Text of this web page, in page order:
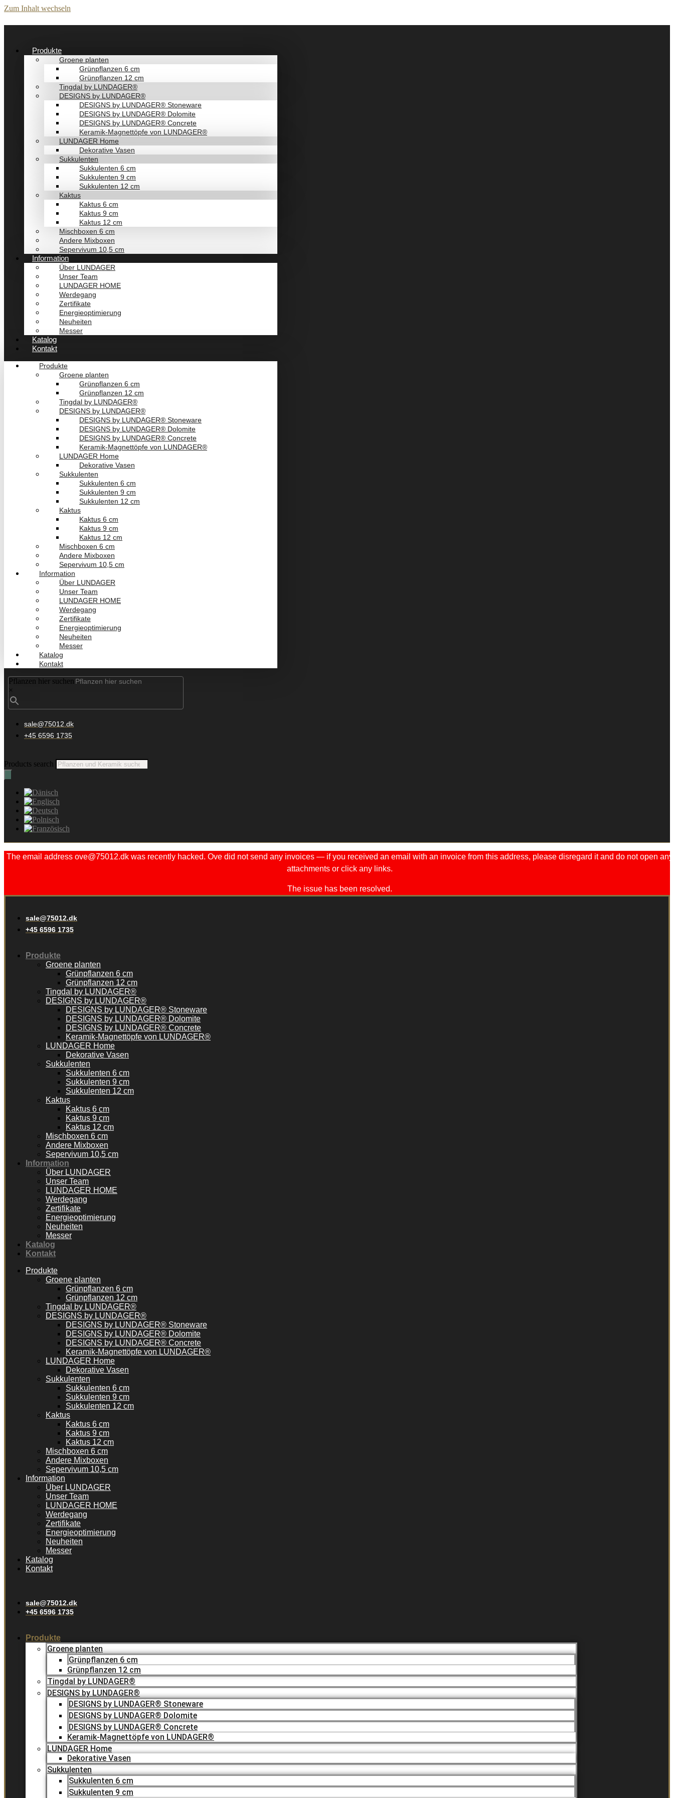
Zum Inhalt wechseln
Produkte
Groene planten
Grünpflanzen 6 cm
Grünpflanzen 12 cm
Tingdal by LUNDAGER®
DESIGNS by LUNDAGER®
DESIGNS by LUNDAGER® Stoneware
DESIGNS by LUNDAGER® Dolomite
DESIGNS by LUNDAGER® Concrete
Keramik-Magnettöpfe von LUNDAGER®
LUNDAGER Home
Dekorative Vasen
Sukkulenten
Sukkulenten 6 cm
Sukkulenten 9 cm
Sukkulenten 12 cm
Kaktus
Kaktus 6 cm
Kaktus 9 cm
Kaktus 12 cm
Mischboxen 6 cm
Andere Mixboxen
Sepervivum 10,5 cm
Information
Über LUNDAGER
Unser Team
LUNDAGER HOME
Werdegang
Zertifikate
Energieoptimierung
Neuheiten
Messer
Katalog
Kontakt
Produkte
Groene planten
Grünpflanzen 6 cm
Grünpflanzen 12 cm
Tingdal by LUNDAGER®
DESIGNS by LUNDAGER®
DESIGNS by LUNDAGER® Stoneware
DESIGNS by LUNDAGER® Dolomite
DESIGNS by LUNDAGER® Concrete
Keramik-Magnettöpfe von LUNDAGER®
LUNDAGER Home
Dekorative Vasen
Sukkulenten
Sukkulenten 6 cm
Sukkulenten 9 cm
Sukkulenten 12 cm
Kaktus
Kaktus 6 cm
Kaktus 9 cm
Kaktus 12 cm
Mischboxen 6 cm
Andere Mixboxen
Sepervivum 10,5 cm
Information
Über LUNDAGER
Unser Team
LUNDAGER HOME
Werdegang
Zertifikate
Energieoptimierung
Neuheiten
Messer
Katalog
Kontakt
Pflanzen hier suchen
×
sale@75012.dk
+45 6596 1735
Products search
The email address ove@75012.dk was recently hacked. Ove did not send any invoices — if you received an email with an invoice from this address, please disregard it and do not open any
attachments or click any links.
The issue has been resolved.
sale@75012.dk
+45 6596 1735
Produkte
Groene planten
Grünpflanzen 6 cm
Grünpflanzen 12 cm
Tingdal by LUNDAGER®
DESIGNS by LUNDAGER®
DESIGNS by LUNDAGER® Stoneware
DESIGNS by LUNDAGER® Dolomite
DESIGNS by LUNDAGER® Concrete
Keramik-Magnettöpfe von LUNDAGER®
LUNDAGER Home
Dekorative Vasen
Sukkulenten
Sukkulenten 6 cm
Sukkulenten 9 cm
Sukkulenten 12 cm
Kaktus
Kaktus 6 cm
Kaktus 9 cm
Kaktus 12 cm
Mischboxen 6 cm
Andere Mixboxen
Sepervivum 10,5 cm
Information
Über LUNDAGER
Unser Team
LUNDAGER HOME
Werdegang
Zertifikate
Energieoptimierung
Neuheiten
Messer
Katalog
Kontakt
Produkte
Groene planten
Grünpflanzen 6 cm
Grünpflanzen 12 cm
Tingdal by LUNDAGER®
DESIGNS by LUNDAGER®
DESIGNS by LUNDAGER® Stoneware
DESIGNS by LUNDAGER® Dolomite
DESIGNS by LUNDAGER® Concrete
Keramik-Magnettöpfe von LUNDAGER®
LUNDAGER Home
Dekorative Vasen
Sukkulenten
Sukkulenten 6 cm
Sukkulenten 9 cm
Sukkulenten 12 cm
Kaktus
Kaktus 6 cm
Kaktus 9 cm
Kaktus 12 cm
Mischboxen 6 cm
Andere Mixboxen
Sepervivum 10,5 cm
Information
Über LUNDAGER
Unser Team
LUNDAGER HOME
Werdegang
Zertifikate
Energieoptimierung
Neuheiten
Messer
Katalog
Kontakt
sale@75012.dk
+45 6596 1735
Produkte
Groene planten
Grünpflanzen 6 cm
Grünpflanzen 12 cm
Tingdal by LUNDAGER®
DESIGNS by LUNDAGER®
DESIGNS by LUNDAGER® Stoneware
DESIGNS by LUNDAGER® Dolomite
DESIGNS by LUNDAGER® Concrete
Keramik-Magnettöpfe von LUNDAGER®
LUNDAGER Home
Dekorative Vasen
Sukkulenten
Sukkulenten 6 cm
Sukkulenten 9 cm